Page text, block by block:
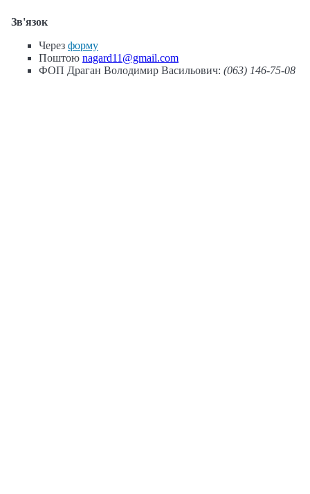
Зв'язок
Через форму
Поштою nagard11@gmail.com
ФОП Драган Володимир Васильович: (063) 146-75-08